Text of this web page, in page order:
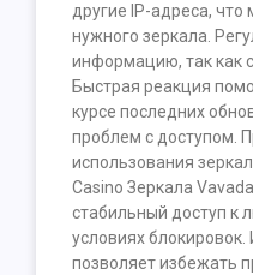
другие IP-адреса,
нужного зеркала.
информацию, так как
Быстрая реакция
курсе последних
проблем с доступом.
использования
Casino Зеркала
стабильный доступ
условиях
позволяет избежать